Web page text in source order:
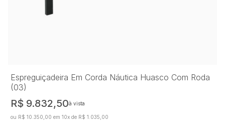
Espreguiçadeira Em Corda Náutica Huasco Com Roda
(03)
R$ 9.832,50à vista
ou R$ 10.350,00 em 10x de R$ 1.035,00